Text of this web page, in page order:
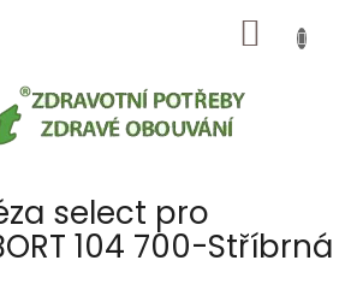
select pro
104 700-Stříbrná